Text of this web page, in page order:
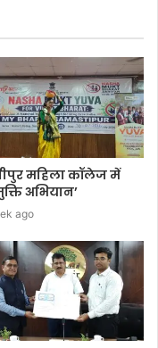
महिला कॉलेज में
अभियान’
ago